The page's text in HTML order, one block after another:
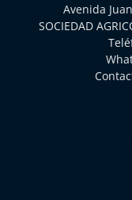
Avenida
SOCIEDAD